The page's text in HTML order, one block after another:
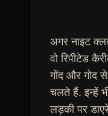
अगर नाइट
वो रिपीटेड
गोंद और गोद
चलते हैं. इन्हें
लड़की पर